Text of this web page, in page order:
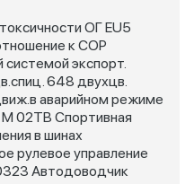
ОГ EU5
к COP
экспорт.
648 двухцв.
аварийном режиме
02TB Спортивная
в шинах
рулевое управление
Автодоводчик